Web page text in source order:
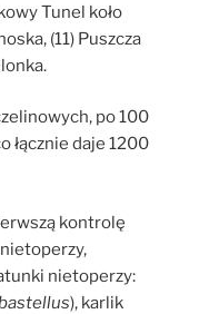
Tunel koło
(11) Puszcza
po 100
łącznie daje 1200
kontrolę
nietoperzy:
), karlik